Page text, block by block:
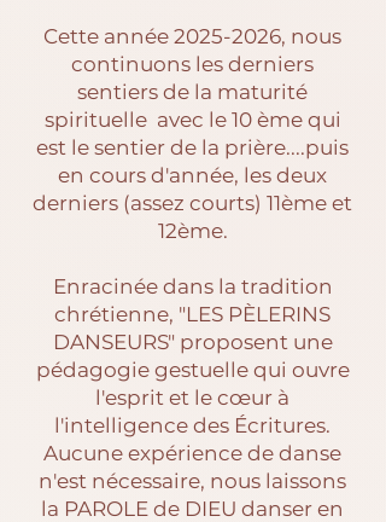
Cette année 2025-2026, nous
continuons les derniers
sentiers de la maturité
spirituelle avec le 10 ème qui
est le sentier de la prière....puis
en cours d'année, les deux
derniers (assez courts) 11ème et
12ème.
Enracinée dans la tradition
chrétienne, "LES PÈLERINS
DANSEURS" proposent une
pédagogie gestuelle qui ouvre
l'esprit et le cœur à
l'intelligence des Écritures.
Aucune expérience de danse
n'est nécessaire, nous laissons
la PAROLE de DIEU danser en